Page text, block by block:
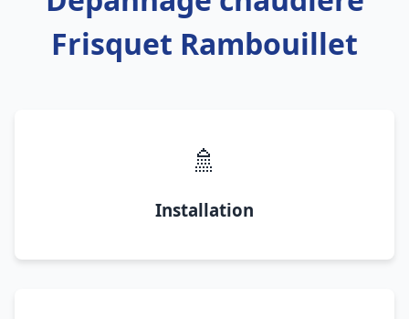
Frisquet Rambouillet
🚿
Installation